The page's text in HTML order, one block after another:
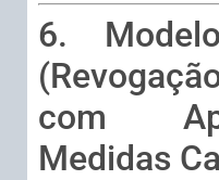
6.
com
Medidas